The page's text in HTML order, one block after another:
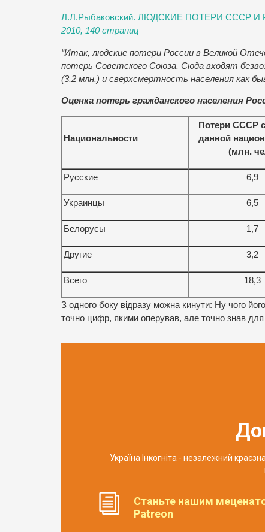
Л.Л.Рыбаковский. ЛЮДСКИЕ ПОТЕРИ СССР
2010, 140 страниц
“Итак, людские потери России в Великой
потерь Советского Союза. Сюда входят
(3,2 млн.) и сверхсмертность населения как
Оценка потерь гражданского населения
Национальности
Потери СССР
данной
(млн.
Русские 6,9
Украинцы 6,5
Белорусы 1,7
Другие 3,2
Всего 18,3
З одного боку відразу можна кинути: Ну чого
точно цифр, якими оперував, але точно знав
Україна Інкогніта - незалежний
Станьте нашим
Patreon